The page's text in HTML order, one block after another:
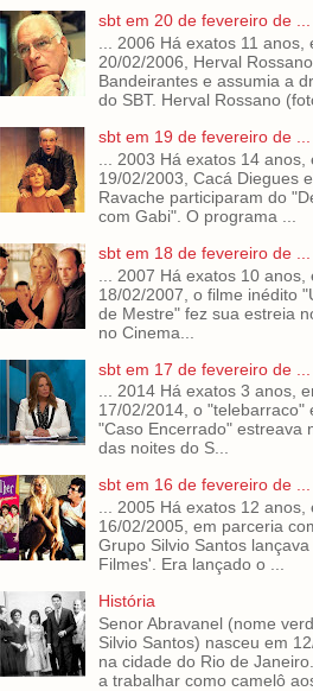
sbt em 20 de fevereiro de ...
... 2006 Há exatos 11 anos,
20/02/2006, Herval
Bandeirantes e assumia a
do SBT. Herval Rossano
sbt em 19 de fevereiro de ...
... 2003 Há exatos 14 anos,
19/02/2003, Cacá Diegues
Ravache participaram do
com Gabi". O programa ...
sbt em 18 de fevereiro de ...
... 2007 Há exatos 10 anos,
18/02/2007, o filme inédito
de Mestre" fez sua estreia
no Cinema...
sbt em 17 de fevereiro de ...
... 2014 Há exatos 3 anos,
17/02/2014, o "telebarraco"
"Caso Encerrado" estreava
das noites do S...
sbt em 16 de fevereiro de ...
... 2005 Há exatos 12 anos,
16/02/2005, em parceria
Grupo Silvio Santos
Filmes'. Era lançado o ...
História
Senor Abravanel (nome
Silvio Santos) nasceu em
na cidade do Rio de
a trabalhar como camelô aos